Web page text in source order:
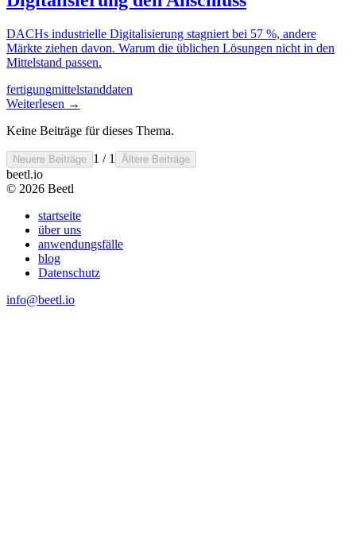
DACHs industrielle Digitalisierung stagniert bei 57 %, andere
Märkte ziehen davon. Warum die üblichen Lösungen nicht in den
Mittelstand passen.
fertigungmittelstanddaten
Weiterlesen →
Keine Beiträge für dieses Thema.
Neuere Beiträge 1 / 1 Ältere Beiträge
beetl.io
© 2026 Beetl
startseite
über uns
anwendungsfälle
blog
Datenschutz
info@beetl.io